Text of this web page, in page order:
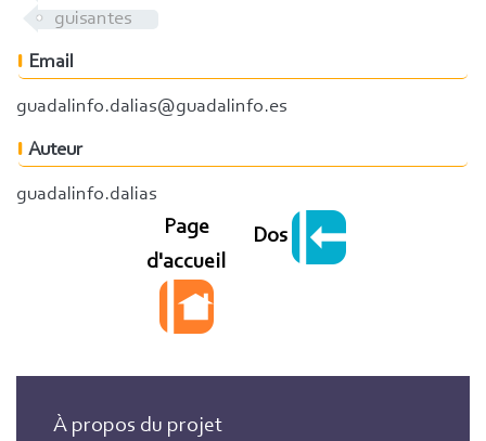
guisantes
Email
guadalinfo.dalias@guadalinfo.es
Auteur
guadalinfo.dalias
Page
d'accueil
Dos
À propos du projet